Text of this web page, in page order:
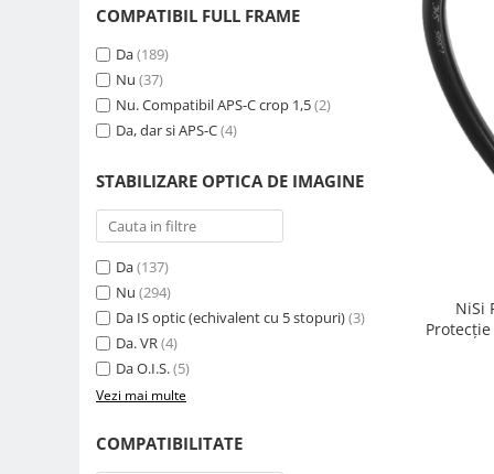
Genti Holster TopLoader
Genti, Troller Video
Rucsacuri Foto
Tocuri si huse protectie aparate
Hamuri si Centuri foto
Curele Aparat - Umar
Genti Laptop si iPad
Hand Strap / Grip
Accesorii genti si trollere
Video / Camere si accesorii
COMPATIBIL FULL FRAME
Da(189)
Nu (37)
Nu. Compatibil APS-C crop 1,5(2)
Da, dar si APS-C(4)
STABILIZARE OPTICA DE IMAGINE
Da(137)
Nu (294)
Da IS optic (echivalent cu 5 stopuri)(3)
Da. VR(4)
Da O.I.S.(5)
Vezi mai multe
COMPATIBILITATE
NiSi